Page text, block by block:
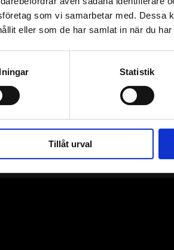
som vi samarbetar med. Dessa
eller som de har samlat in när du
Statistik
Tillåt urval
Kontakta oss
info@distance.se